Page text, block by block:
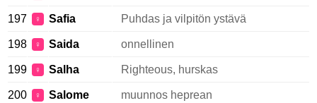
197 ♀ Safia Puhdas ja vilpitön ystävä
198 ♀ Saida onnellinen
199 ♀ Salha Righteous, hurskas
200 ♀ Salome muunnos heprean